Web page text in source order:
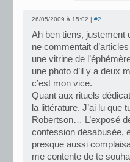
26/05/2009 à 15:02 | #2
Ah ben tiens, justement
ne commentait
une vitrine de
une photo d’il y a deux
c’est mon vice.
Quant aux rituels
la littérature. J’ai lu que
Robertson… L’exposé
confession désabusée,
presque aussi
me contente de te